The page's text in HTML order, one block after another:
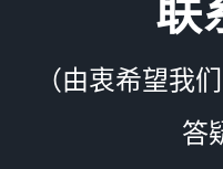
联
（由衷希望我
答